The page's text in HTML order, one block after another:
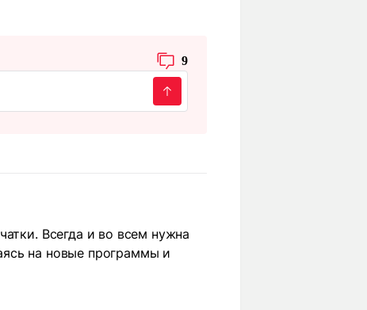
9
Всегда и во всем нужна
на новые программы и